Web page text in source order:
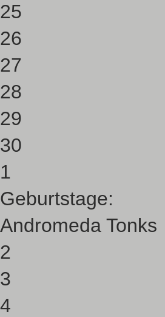
25
26
27
28
29
30
1
Geburtstage:
Andromeda Tonks
2
3
4